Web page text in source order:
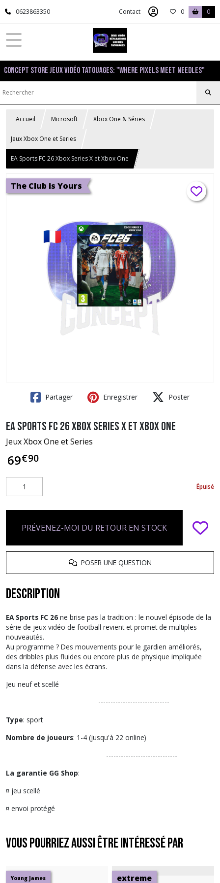
0623863350 Contact 0 0
Concept Store Jeux Vidéo Tatouages: "Where pixels meet needles"
Accueil Microsoft Xbox One & Séries
Jeux Xbox One et Series
EA Sports FC 26 Xbox Series X et Xbox One
The Club is Yours
Partager Enregistrer Poster
EA Sports FC 26 Xbox Series X et Xbox One
Jeux Xbox One et Series
69€90
Épuisé
PRÉVENEZ-MOI DU RETOUR EN STOCK
POSER UNE QUESTION
Description
EA Sports FC 26 ne brise pas la tradition : le nouvel épisode de la
série de jeux vidéo de football revient et promet de multiples
nouveautés.
Au programme ? Des mouvements pour le gardien améliorés,
des dribbles plus fluides ou encore plus de physique impliquée
dans la défense avec les écrans.
Jeu neuf et scellé
-----------------------------
Type: sport
Nombre de joueurs: 1-4 (jusqu'à 22 online)
-----------------------------
La garantie GG Shop:
¤ jeu scellé
¤ envoi protégé
Vous pourriez aussi être intéressé par
Young James extreme